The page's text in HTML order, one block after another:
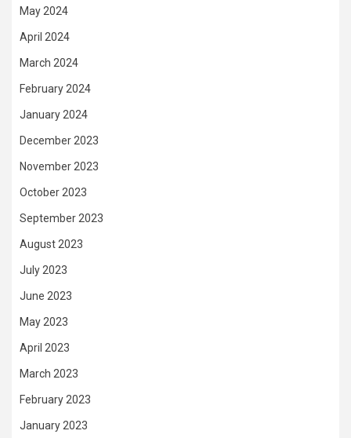
May 2024
April 2024
March 2024
February 2024
January 2024
December 2023
November 2023
October 2023
September 2023
August 2023
July 2023
June 2023
May 2023
April 2023
March 2023
February 2023
January 2023